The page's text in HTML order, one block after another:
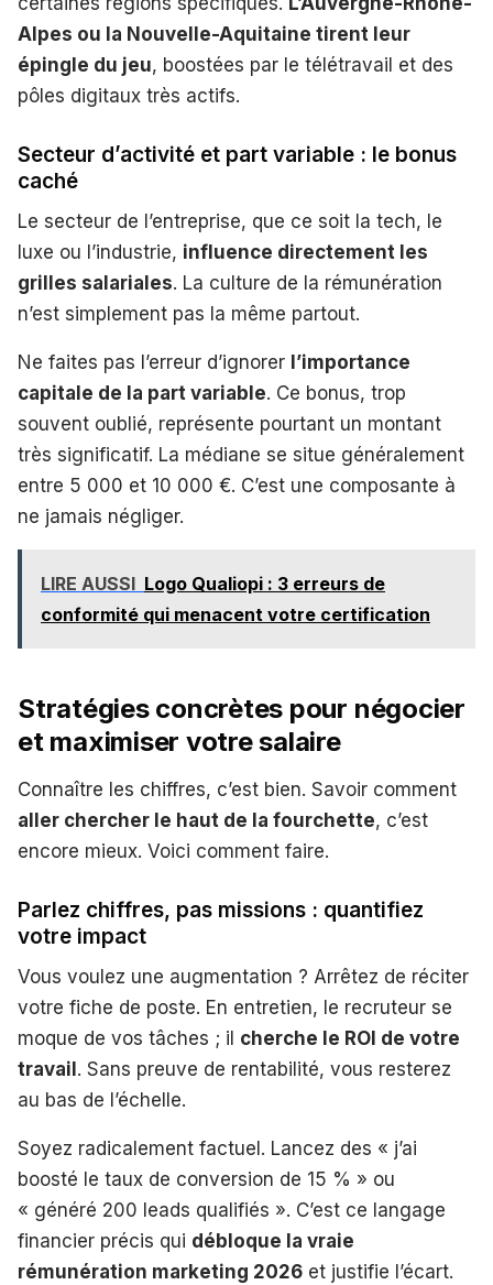
Alpes ou la Nouvelle-Aquitaine tirent leur
épingle du jeu, boostées par le télétravail et des
pôles digitaux très actifs.
Secteur d’activité et part variable : le bonus
caché
Le secteur de l’entreprise, que ce soit la tech, le
luxe ou l’industrie, influence directement les
grilles salariales. La culture de la rémunération
n’est simplement pas la même partout.
Ne faites pas l’erreur d’ignorer l’importance
capitale de la part variable. Ce bonus, trop
souvent oublié, représente pourtant un montant
très significatif. La médiane se situe généralement
entre 5 000 et 10 000 €. C’est une composante à
ne jamais négliger.
LIRE AUSSI Logo Qualiopi : 3 erreurs de
conformité qui menacent votre certification
Stratégies concrètes pour négocier
et maximiser votre salaire
Connaître les chiffres, c’est bien. Savoir comment
aller chercher le haut de la fourchette, c’est
encore mieux. Voici comment faire.
Parlez chiffres, pas missions : quantifiez
votre impact
Vous voulez une augmentation ? Arrêtez de réciter
votre fiche de poste. En entretien, le recruteur se
moque de vos tâches ; il cherche le ROI de votre
travail . Sans preuve de rentabilité, vous resterez
au bas de l’échelle.
Soyez radicalement factuel. Lancez des « j’ai
boosté le taux de conversion de 15 % » ou
« généré 200 leads qualifiés ». C’est ce langage
financier précis qui débloque la vraie
rémunération marketing 2026 et justifie l’écart.